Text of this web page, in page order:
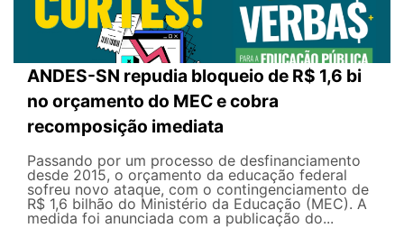
ANDES-SN repudia bloqueio de R$ 1,6 bi
no orçamento do MEC e cobra
recomposição imediata
Passando por um processo de desfinanciamento
desde 2015, o orçamento da educação federal
sofreu novo ataque, com o contingenciamento de
R$ 1,6 bilhão do Ministério da Educação (MEC). A
medida foi anunciada com a publicação do...